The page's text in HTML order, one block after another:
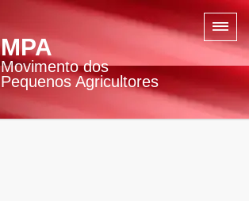
MPA
Movimento dos
Pequenos Agricultores